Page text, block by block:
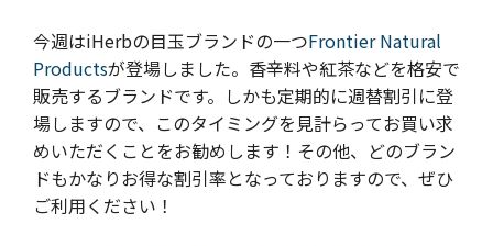
今週はiHerbの目玉ブランドの一つFrontier Natural
Productsが登場しました。香辛料や紅茶などを格安で
販売するブランドです。しかも定期的に週替割引に登
場しますので、このタイミングを見計らってお買い求
めいただくことをお勧めします！その他、どのブラン
ドもかなりお得な割引率となっておりますので、ぜひ
ご利用ください！